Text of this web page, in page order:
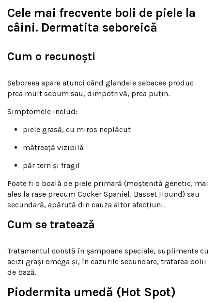
Cele mai frecvente boli de piele la
câini. Dermatita seboreică
Cum o recunoști
Seboreea apare atunci când glandele sebacee produc
prea mult sebum sau, dimpotrivă, prea puțin.
Simptomele includ:
piele grasă, cu miros neplăcut
mătreață vizibilă
păr tern și fragil
Poate fi o boală de piele primară (moștenită genetic, mai
ales la rase precum Cocker Spaniel, Basset Hound) sau
secundară, apărută din cauza altor afecțiuni.
Cum se tratează
Tratamentul constă în șampoane speciale, suplimente cu
acizi grași omega și, în cazurile secundare, tratarea bolii
de bază.
Piodermita umedă (Hot Spot)